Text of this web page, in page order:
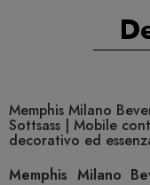
Memphis Milano
Sottsass | Mobile
decorativo ed
Memphis Milano